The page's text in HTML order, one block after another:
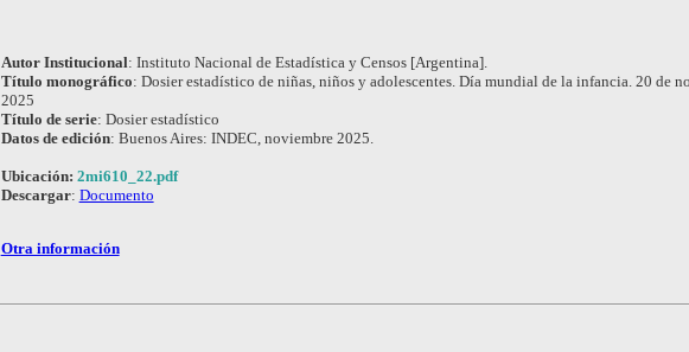
Autor Institucional: Instituto Nacional de Estadística y Censos [Argentina].
Título monográfico: Dosier estadístico de niñas, niños y adolescentes. Día mundial de la infancia. 20 de
2025
Título de serie: Dosier estadístico
Datos de edición: Buenos Aires: INDEC, noviembre 2025.
Ubicación: 2mi610_22.pdf
Descargar: Documento
Otra información